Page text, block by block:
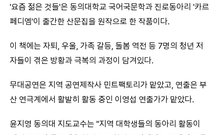
'요즘 젊은 것들'은 동의대학교 국어국문학과 진로동아리 '카르
페디엠'이 출간한 산문집을 원작으로 한 작품이다.
이 책에는 자퇴, 우울, 가족 갈등, 돌봄 역전 등 7명의 청년 저
자들이 겪은 방황과 극복의 과정이 담겨있다.
무대공연은 지역 공연제작사 민트팩토리가 맡았고, 연출은 부
산 연극계에서 활발히 활동 중인 이영섭 연출가가 맡았다.
윤지영 동의대 지도교수는 "지역 대학생들의 동아리 활동이